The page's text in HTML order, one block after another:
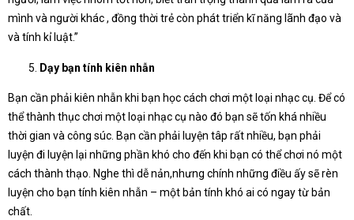
mình và người khác , đồng thời trẻ còn phát triển kĩ năng lãnh đạo và
và tính kỉ luật.”
Dạy bạn tính kiên nhẫn
Bạn cần phải kiên nhẫn khi bạn học cách chơi một loại nhạc cụ. Để có
thể thành thục chơi một loại nhạc cụ nào đó bạn sẽ tốn khá nhiều
thời gian và công súc. Bạn cần phải luyện tâp rất nhiều, bạn phải
luyện đi luyện lại những phần khó cho đến khi bạn có thể chơi nó một
cách thành thạo. Nghe thì dễ nản,nhưng chính những điều ấy sẽ rèn
luyện cho bạn tính kiên nhẫn – một bản tính khó ai có ngay từ bản
chất.